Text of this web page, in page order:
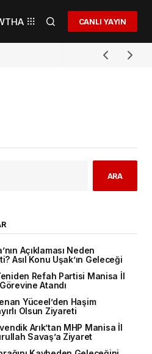
CANLI YAYIN
ARA
Açıklaması Neden
Asıl Konu Uşak’ın Geleceği
Refah Partisi Manisa İl
Atandı
Yüceel’den Haşim
Olsun Ziyareti
Arık’tan MHP Manisa İl
Savaş’a Ziyaret